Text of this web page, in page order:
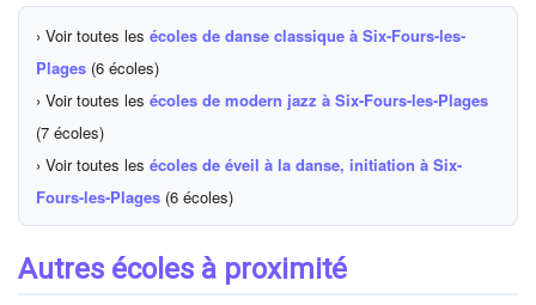
› Voir toutes les écoles de danse classique à Six-Fours-les-
Plages (6 écoles)
› Voir toutes les écoles de modern jazz à Six-Fours-les-Plages
(7 écoles)
› Voir toutes les écoles de éveil à la danse, initiation à Six-
Fours-les-Plages (6 écoles)
Autres écoles à proximité